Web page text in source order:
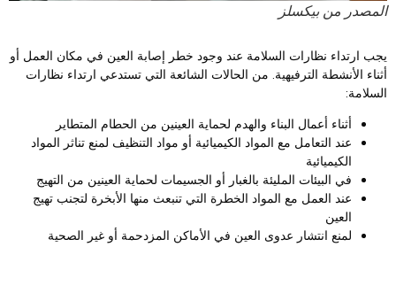
من بيكسلز
ارتداء نظارات السلامة عند وجود خطر إصابة العين في مكان العمل أو
الأنشطة الترفيهية. من الحالات الشائعة التي تستدعي ارتداء نظارات
أثناء أعمال البناء والهدم لحماية العينين من الحطام المتطاير
عند التعامل مع المواد الكيميائية أو مواد التنظيف لمنع تناثر المواد
الكيميائية
في البيئات المليئة بالغبار أو الجسيمات لحماية العينين من التهيج
عند العمل مع المواد الخطرة التي تنبعث منها الأبخرة لتجنب تهيج
العين
لمنع انتشار عدوى العين في الأماكن المزدحمة أو غير الصحية